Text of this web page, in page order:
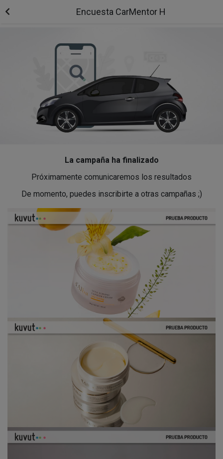
Encuesta CarMentor H
La campaña ha finalizado
Próximamente comunicaremos los resultados
De momento, puedes inscribirte a otras campañas ;)